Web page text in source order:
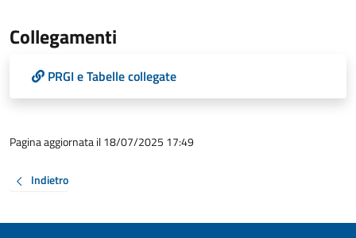
Collegamenti
PRGI e Tabelle collegate
Pagina aggiornata il 18/07/2025 17:49
Indietro